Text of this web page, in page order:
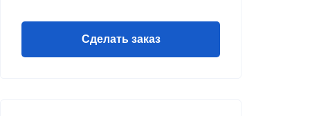
Сделать заказ